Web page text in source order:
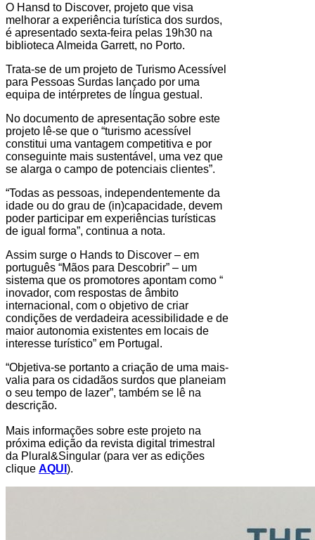
O Hansd to Discover, projeto que visa
melhorar a experiência turística dos surdos,
é apresentado sexta-feira pelas 19h30 na
biblioteca Almeida Garrett, no Porto.
Trata-se de um projeto de Turismo Acessível
para Pessoas Surdas lançado por uma
equipa de intérpretes de língua gestual.
No documento de apresentação sobre este
projeto lê-se que o “turismo acessível
constitui uma vantagem competitiva e por
conseguinte mais sustentável, uma vez que
se alarga o campo de potenciais clientes”.
“Todas as pessoas, independentemente da
idade ou do grau de (in)capacidade, devem
poder participar em experiências turísticas
de igual forma”, continua a nota.
Assim surge o Hands to Discover – em
português “Mãos para Descobrir” – um
sistema que os promotores apontam como “
inovador, com respostas de âmbito
internacional, com o objetivo de criar
condições de verdadeira acessibilidade e de
maior autonomia existentes em locais de
interesse turístico” em Portugal.
“Objetiva-se portanto a criação de uma mais-
valia para os cidadãos surdos que planeiam
o seu tempo de lazer”, também se lê na
descrição.
Mais informações sobre este projeto na
próxima edição da revista digital trimestral
da Plural&Singular (para ver as edições
clique AQUI ).